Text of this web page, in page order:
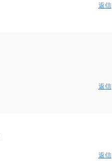
返信
返信
返信